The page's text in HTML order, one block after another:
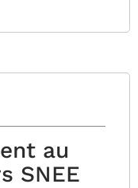
au
SNEE